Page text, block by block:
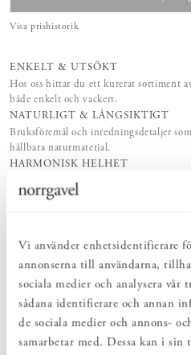
Vi använder enhetsidentifierare
annonserna till användarna,
sociala medier och analysera vår
sådana identifierare och annan
de sociala medier och annons-
samarbetar med. Dessa kan i
Visa prishistorik
ENKELT & UTSÖKT
Hos oss hittar du ett kurerat sortiment
både enkelt och vackert.
NATURLIGT & LÅNGSIKTIGT
Bruksföremål och inredningsdetaljer
hållbara naturmaterial.
HARMONISK HELHET
Inredningsdetaljer som kompletterar
helhetsupplevelse.
PRODUKTBESKRIVNING
Karaff/Vas Lilly är en del av den
Seth Andersson har formgivit.
storlekar, samma basdiameter på
åt. Klassisk och stilren design. Lilly
Skrufs glasbruk, vilket gör att varje